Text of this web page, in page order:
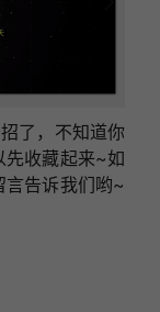
了，不知道你
先收藏起来~如
告诉我们哟~